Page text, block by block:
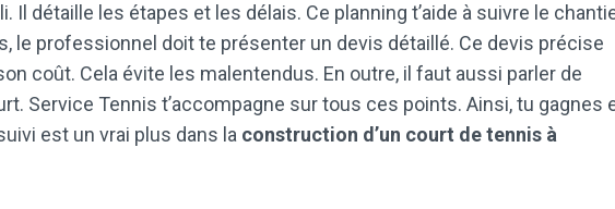
Il détaille les étapes et les délais. Ce planning t’aide à suivre le
le professionnel doit te présenter un devis détaillé. Ce devis précise
coût. Cela évite les malentendus. En outre, il faut aussi parler de
Service Tennis t’accompagne sur tous ces points. Ainsi, tu gagnes
est un vrai plus dans la construction d’un court de tennis à